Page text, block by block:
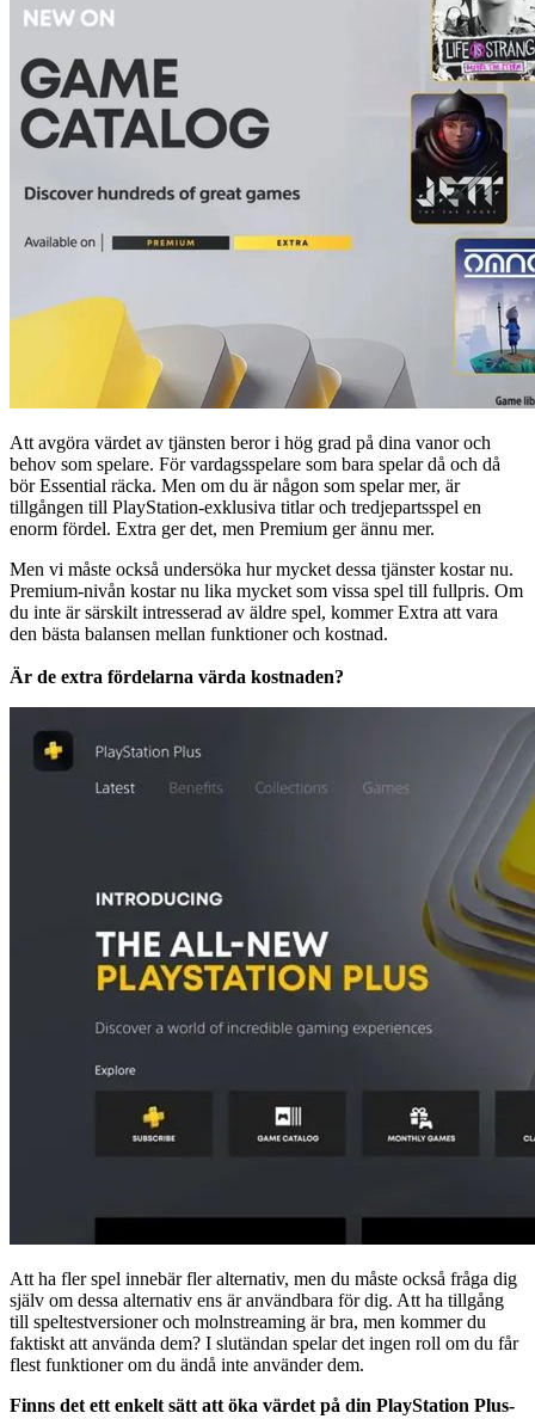
Att avgöra värdet av tjänsten beror i hög grad på dina vanor och
behov som spelare. För vardagsspelare som bara spelar då och då
bör Essential räcka. Men om du är någon som spelar mer, är
tillgången till PlayStation-exklusiva titlar och tredjepartsspel en
enorm fördel. Extra ger det, men Premium ger ännu mer.
Men vi måste också undersöka hur mycket dessa tjänster kostar nu.
Premium-nivån kostar nu lika mycket som vissa spel till fullpris. Om
du inte är särskilt intresserad av äldre spel, kommer Extra att vara
den bästa balansen mellan funktioner och kostnad.
Är de extra fördelarna värda kostnaden?
Att ha fler spel innebär fler alternativ, men du måste också fråga dig
själv om dessa alternativ ens är användbara för dig. Att ha tillgång
till speltestversioner och molnstreaming är bra, men kommer du
faktiskt att använda dem? I slutändan spelar det ingen roll om du får
flest funktioner om du ändå inte använder dem.
Finns det ett enkelt sätt att öka värdet på din PlayStation Plus-